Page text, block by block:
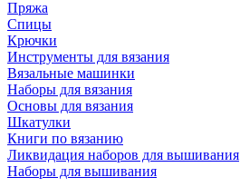
Пряжа
Спицы
Крючки
Инструменты для вязания
Вязальные машинки
Наборы для вязания
Основы для вязания
Шкатулки
Книги по вязанию
Ликвидация наборов для вышивания
Наборы для вышивания